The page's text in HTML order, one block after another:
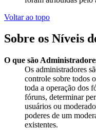
Voltar ao topo
Sobre os Níveis
O que são
Os administradores
controle sobre todos
toda a operação dos
fóruns, determinar
usuários ou
poderes de um
existentes.